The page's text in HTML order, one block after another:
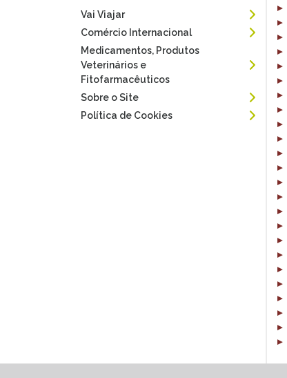
Vai Viajar
Comércio Internacional
Medicamentos, Produtos
Veterinários e
Fitofarmacêuticos
Sobre o Site
Política de Cookies
▸
▸
▸
▸
▸
▸
▸
▸
▸
▸
▸
▸
▸
▸
▸
▸
▸
▸
▸
▸
▸
▸
▸
▸